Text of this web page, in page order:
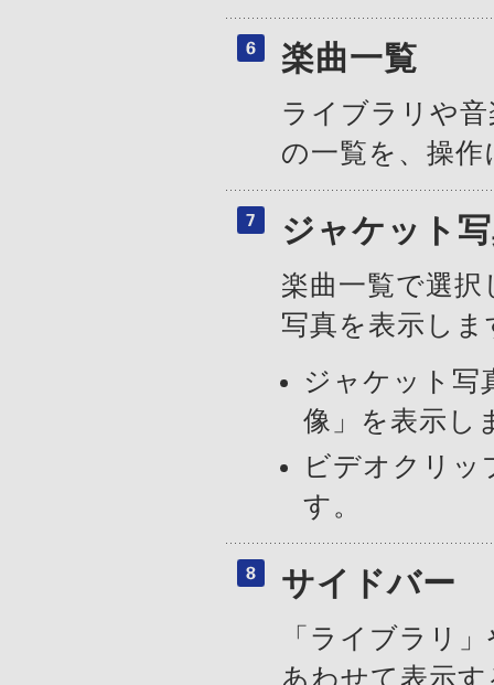
楽曲一覧
ライブラリや
の一覧を、操
ジャケット
楽曲一覧で選
写真を表示しま
ジャケット写
像」を表示し
ビデオクリッ
す。
サイドバー
「ライブラリ
あわせて表示